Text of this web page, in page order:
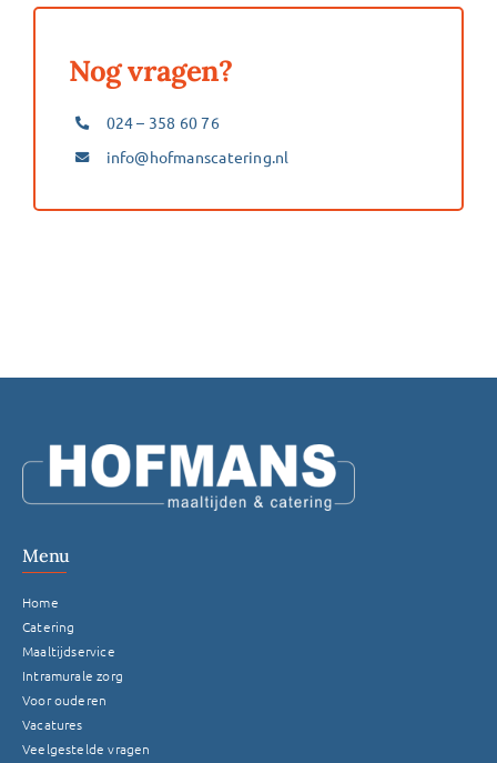
Buffetten
Vierdaagse
Nog vragen?
024 – 358 60 76
info@hofmanscatering.nl
Menu
Home
Catering
Maaltijdservice
Intramurale zorg
Voor ouderen
Vacatures
Veelgestelde vragen